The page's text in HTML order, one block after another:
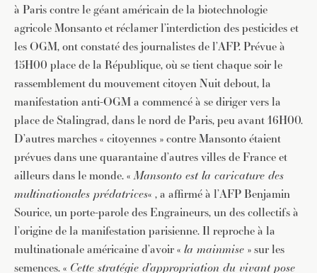
à Paris contre le géant américain de la biotechnologie
agricole Monsanto et réclamer l’interdiction des pesticides et
les OGM, ont constaté des journalistes de l’AFP. Prévue à
15H00 place de la République, où se tient chaque soir le
rassemblement du mouvement citoyen Nuit debout, la
manifestation anti-OGM a commencé à se diriger vers la
place de Stalingrad, dans le nord de Paris, peu avant 16H00.
D’autres marches « citoyennes » contre Mansonto étaient
prévues dans une quarantaine d’autres villes de France et
ailleurs dans le monde. «Mansonto est la caricature des
multinationales prédatrices« , a affirmé à l’AFP Benjamin
Sourice, un porte-parole des Engraineurs, un des collectifs à
l’origine de la manifestation parisienne. Il reproche à la
multinationale américaine d’avoir « la mainmise » sur les
semences. « Cette stratégie d’appropriation du vivant pose